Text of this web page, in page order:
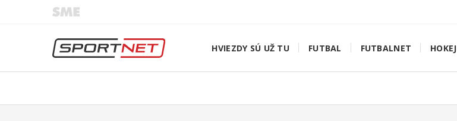
HVIEZDY SÚ UŽ TU FUTBAL FUTBALNET HOKEJ